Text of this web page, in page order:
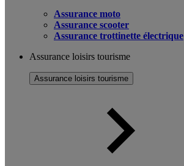
Assurance moto
Assurance scooter
Assurance trottinette électrique
Assurance loisirs tourisme
Assurance loisirs tourisme